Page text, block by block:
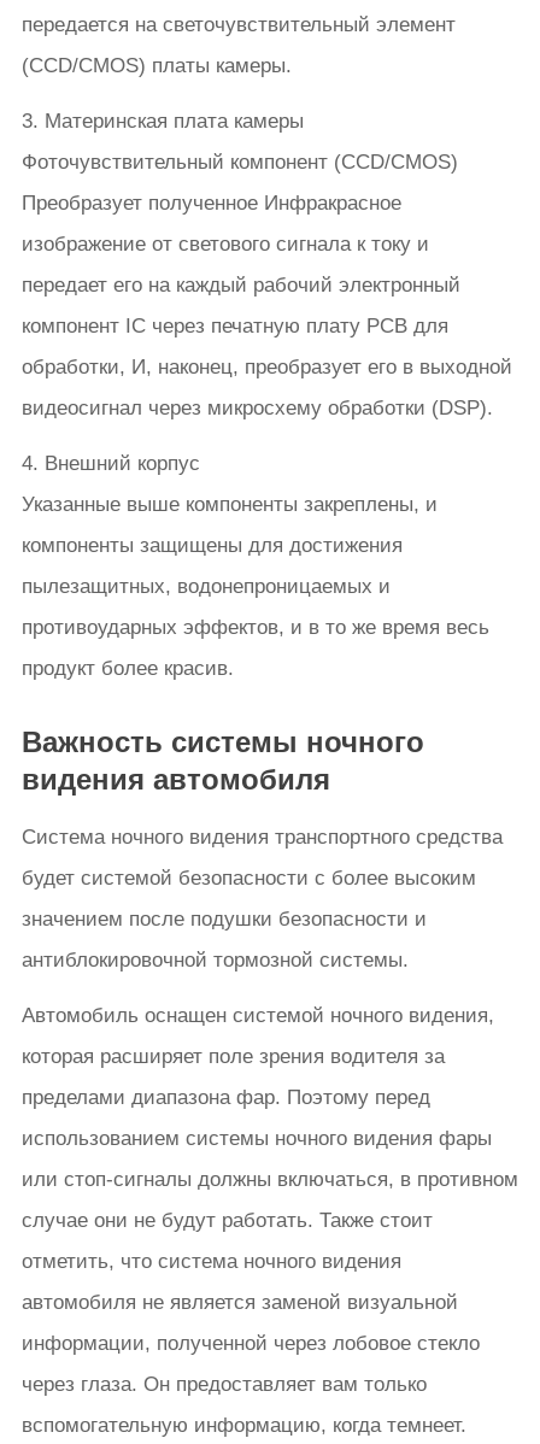
передается на светочувствительный элемент
(CCD/CMOS) платы камеры.
3. Материнская плата камеры
Фоточувствительный компонент (CCD/CMOS)
Преобразует полученное Инфракрасное
изображение от светового сигнала к току и
передает его на каждый рабочий электронный
компонент IC через печатную плату PCB для
обработки, И, наконец, преобразует его в выходной
видеосигнал через микросхему обработки (DSP).
4. Внешний корпус
Указанные выше компоненты закреплены, и
компоненты защищены для достижения
пылезащитных, водонепроницаемых и
противоударных эффектов, и в то же время весь
продукт более красив.
Важность системы ночного
видения автомобиля
Система ночного видения транспортного средства
будет системой безопасности с более высоким
значением после подушки безопасности и
антиблокировочной тормозной системы.
Автомобиль оснащен системой ночного видения,
которая расширяет поле зрения водителя за
пределами диапазона фар. Поэтому перед
использованием системы ночного видения фары
или стоп-сигналы должны включаться, в противном
случае они не будут работать. Также стоит
отметить, что система ночного видения
автомобиля не является заменой визуальной
информации, полученной через лобовое стекло
через глаза. Он предоставляет вам только
вспомогательную информацию, когда темнеет.